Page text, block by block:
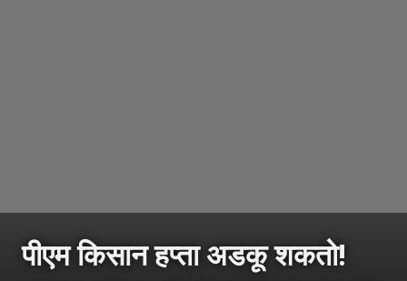
पीएम किसान हप्ता अडकू शकतो!